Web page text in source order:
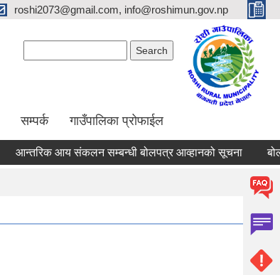
roshi2073@gmail.com, info@roshimun.gov.np
सम्पर्क गाउँपालिका प्रोफाईल
आन्तरिक आय संकलन सम्बन्धी बोलपत्र आव्हानको सूचना